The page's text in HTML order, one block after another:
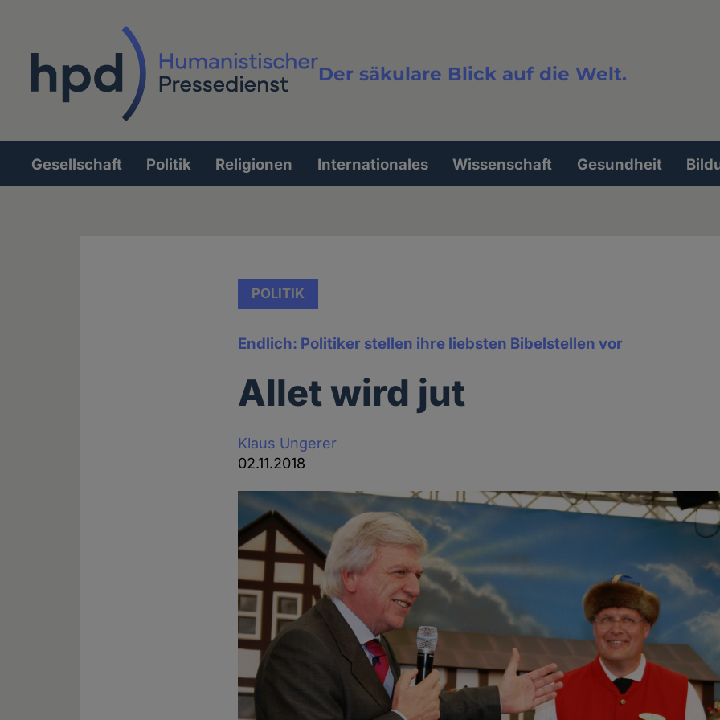
Der säkulare Blick auf die Welt.
Volltextsuche
Hauptnavigation
Gesellschaft Politik Religionen Internationales Wissenschaft Gesundheit
POLITIK
Endlich: Politiker stellen ihre liebsten Bibelstellen vor
Allet wird jut
Klaus Ungerer
02.11.2018